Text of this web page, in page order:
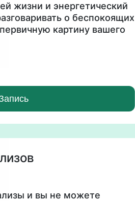
жизни и энергетический
о беспокоящих
картину вашего
данных высылаю первые
и вы не можете